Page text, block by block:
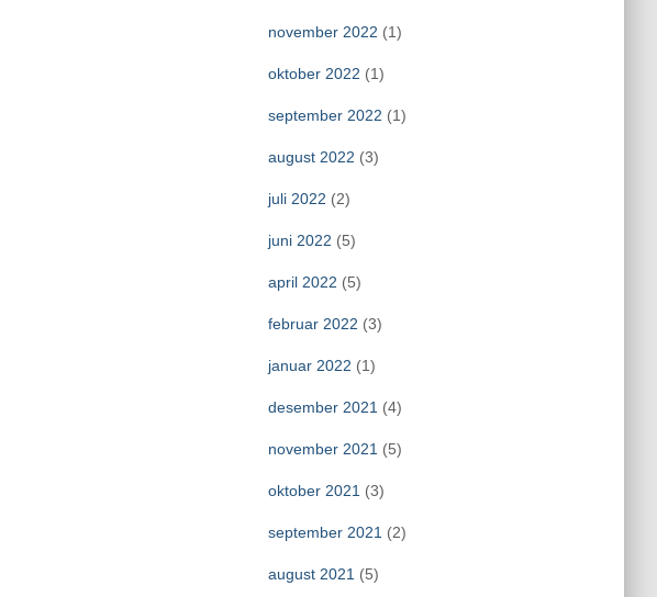
november 2022 (1)
oktober 2022 (1)
september 2022 (1)
august 2022 (3)
juli 2022 (2)
juni 2022 (5)
april 2022 (5)
februar 2022 (3)
januar 2022 (1)
desember 2021 (4)
november 2021 (5)
oktober 2021 (3)
september 2021 (2)
august 2021 (5)